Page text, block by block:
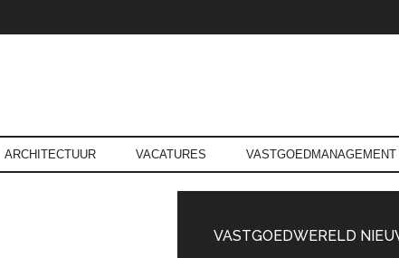
ARCHITECTUUR VACATURES VASTGOEDMANAGEMENT
Sidebar
VASTGOEDWERELD